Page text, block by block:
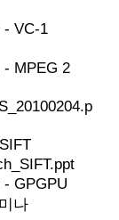
- VC-1
MPEG 2
GPGPU
나